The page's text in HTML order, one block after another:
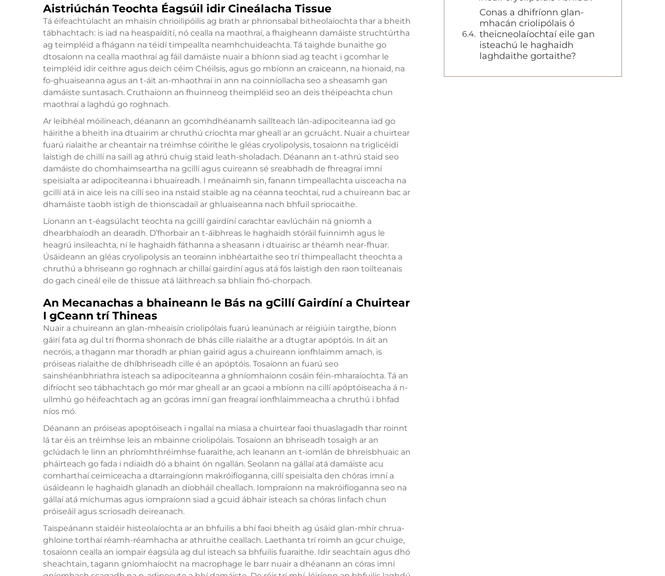
Aistriúchán Teochta Éagsúil idir Cineálacha Tissue
Tá éifeachtúlacht an mhaisín chrioilipóilis ag brath ar phrionsabal bitheolaíochta thar a bheith
tábhachtach: is iad na heaspaídití, nó cealla na maothraí, a fhaigheann damáiste struchtúrtha
ag teimpléid a fhágann na téidí timpeallta neamhchuideachta. Tá taighde bunaithe go
dtosaíonn na cealla maothraí ag fáil damáiste nuair a bhíonn siad ag teacht i gcomhar le
teimpléid idir ceithre agus deich céim Chéilsis, agus go mbíonn an craiceann, na hionaid, na
fo-ghuaiseanna agus an t-áit an-mhaothraí in ann na coinníollacha seo a sheasamh gan
damáiste suntasach. Cruthaíonn an fhuinneog theimpléid seo an deis théipeachta chun
maothraí a laghdú go roghnach.
Ar leibhéal móilíneach, déanann an gcomhdhéanamh saillteach lán-adipociteanna iad go
háirithe a bheith ina dtuairim ar chruthú críochta mar gheall ar an gcruácht. Nuair a chuirtear
fuarú rialaithe ar cheantair na tréimhse cóiríthe le gléas cryolipolysis, tosaíonn na triglicéidí
laistigh de chillí na saill ag athrú chuig staid leath-sholadach. Déanann an t-athrú staid seo
damáiste do chomhaimseartha na gcillí agus cuireann sé sreabhadh de fhreagraí imní
speisialta ar adipociteanna i bhuaireadh. I meánaimh sin, fanann timpeallachta uisceacha na
gcillí atá in aice leis na cillí seo ina nstaid staible ag na céanna teochtaí, rud a chuireann bac ar
dhamáiste taobh istigh de thionscadail ar ghluaiseanna nach bhfuil spriocaithe.
Líonann an t-éagsúlacht teochta na gcillí gairdíní carachtar eavlúcháin ná gniomh a
dhearbhaíodh an dearadh. D’fhorbair an t-áibhreas le haghaidh stóráil fuinnimh agus le
heagrú insileachta, ní le haghaidh fáthanna a sheasann i dtuairisc ar théamh near-fhuar.
Úsáideann an gléas cryolipolysis an teorainn inbhéartaithe seo trí thimpeallacht theochta a
chruthú a bhriseann go roghnach ar chillaí gairdíní agus atá fós laistigh den raon toilteanais
do gach cineál eile de thissue atá láithreach sa bhliain fhó-chorpach.
An Mecanachas a bhaineann le Bás na gCillí Gairdíní a Chuirtear
I gCeann trí Thineas
Nuair a chuireann an glan-mheaisín criolipólais fuarú leanúnach ar réigiúin tairgthe, bíonn
gáirí fata ag dul trí fhorma shonrach de bhás cille rialaithe ar a dtugtar apóptóis. In áit an
necróis, a thagann mar thoradh ar phian gairid agus a chuireann ionfhlaimm amach, is
próiseas rialaithe de dhíbhriseadh cille é an apóptóis. Tosaíonn an fuarú seo
sainshéanbhriathra isteach sa adipociteanna a ghníomhaíonn cosáin féin-mharaíochta. Tá an
difríocht seo tábhachtach go mór mar gheall ar an gcaoi a mbíonn na cillí apóptóiseacha á n-
ullmhú go héifeachtach ag an gcóras imní gan freagraí ionfhlaimmeacha a chruthú i bhfad
níos mó.
Déanann an próiseas apoptóiseach i ngallaí na miasa a chuirtear faoi thuaslagadh thar roinnt
lá tar éis an tréimhse leis an mbainne criolipólais. Tosaíonn an bhriseadh tosaigh ar an
gclúdach le linn an phríomhthréimhse fuaraithe, ach leanann an t-iomlán de bhreisbhuaic an
pháirteach go fada i ndiaidh dó a bhaint ón ngallán. Seolann na gállaí atá damáiste acu
comharthaí ceimiceacha a dtarraingíonn makróifíoganna, cillí speisialta den chóras imní a
úsáideann le haghaidh glanadh an díobháil cheallach. Iompraíonn na makróifíoganna seo na
gállaí atá míchumas agus iompraíonn siad a gcuid ábhair isteach sa chóras linfach chun
próiseáil agus scriosadh deireanach.
Taispeánann staidéir histeolaíochta ar an bhfuilis a bhí faoi bheith ag úsáid glan-mhír chrua-
ghloine torthaí réamh-réamhacha ar athruithe ceallach. Laethanta trí roimh an gcur chuige,
tosaíonn cealla an iompair éagsúla ag dul isteach sa bhfuilis fuaraithe. Idir seachtain agus dhó
sheachtain, tagann gníomhaíocht na macrophage le barr nuair a dhéanann an córas imní
Conas a dhifríonn glan-
mhacán criolipólais ó
theicneolaíochtaí eile gan
isteachú le haghaidh
laghdaithe gortaithe?